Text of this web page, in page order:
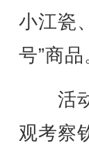
小江瓷
号”商品
活动
观考察